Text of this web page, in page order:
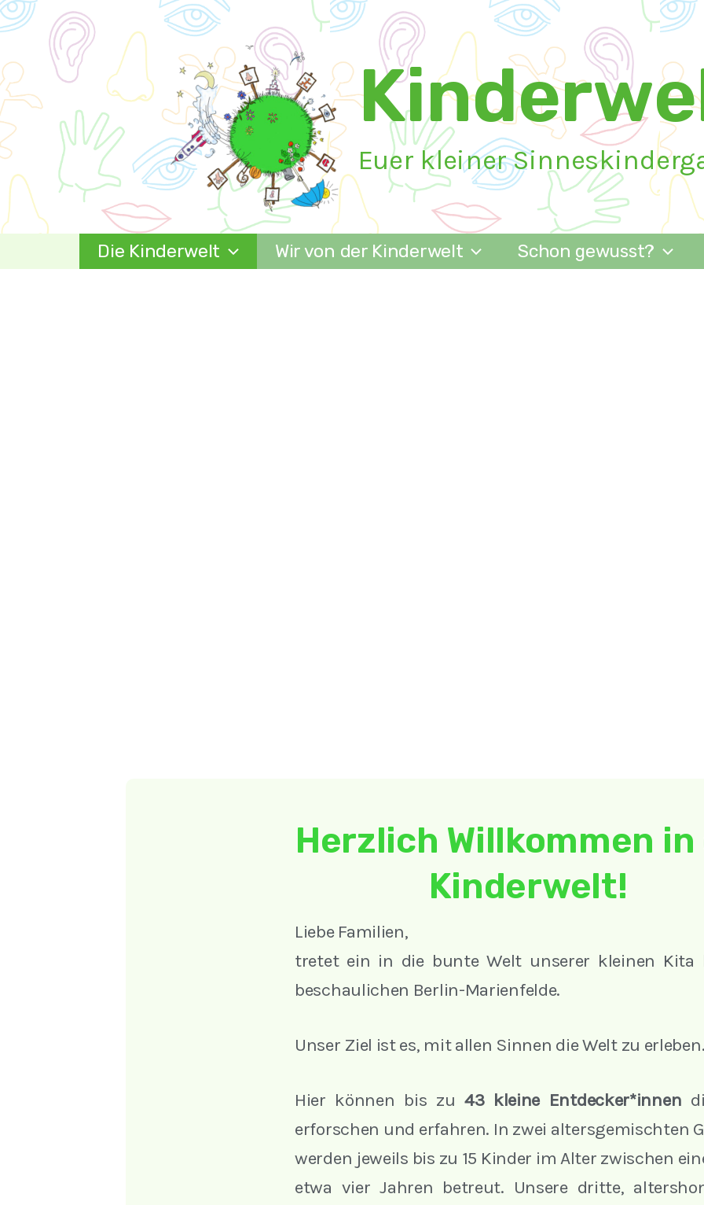
Zum
springen
Euer kleiner
Die Kinderwelt Wir von der Kinderwelt Schon gewusst?
Herzlich Willkommen in
Kinderwelt!
Liebe Familien,
tretet ein in die bunte Welt unserer kleinen Kita
beschaulichen Berlin-Marienfelde.
Unser Ziel ist es, mit allen Sinnen die Welt zu erleben.
Hier können bis zu 43 kleine Entdecker*innen
erforschen und erfahren. In zwei altersgemischten
werden jeweils bis zu 15 Kinder im Alter zwischen
etwa vier Jahren betreut. Unsere dritte,